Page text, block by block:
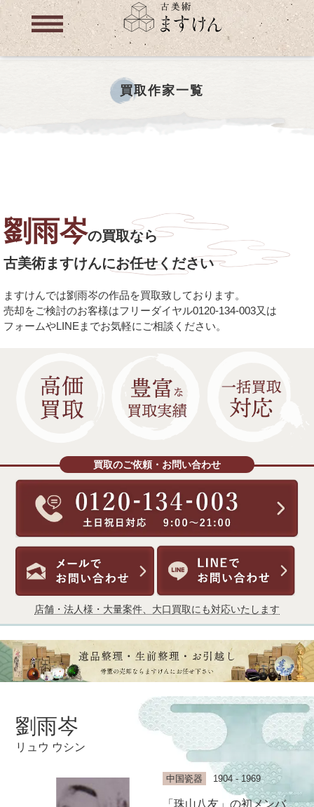
買取作家一覧
劉雨岑の買取なら
古美術ますけんにお任せください
ますけんでは劉雨岑の作品を買取致しております。
売却をご検討のお客様はフリーダイヤル0120-134-003又は
フォームやLINEまでお気軽にご相談ください。
買取のご依頼・お問い合わせ
店舗・法人様・大量案件、大口買取にも対応いたします
劉雨岑
リュウ ウシン
中国瓷器 1904 - 1969
「珠山八友」の初メンバ